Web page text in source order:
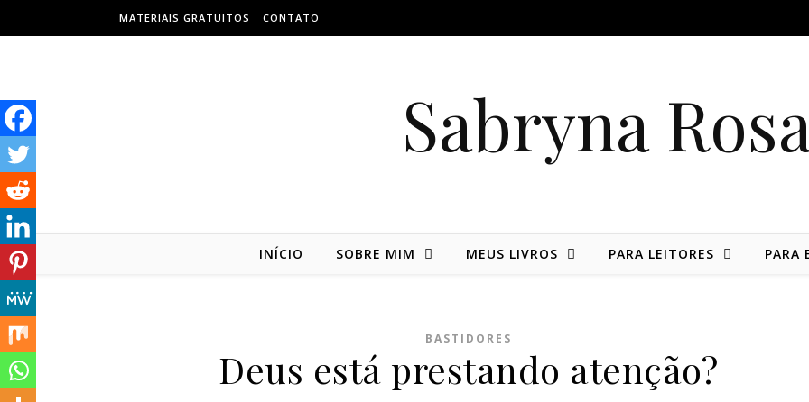
MATERIAIS GRATUITOS CONTATO
Sabryna
INÍCIO SOBRE MIM MEUS LIVROS PARA LEITORES PARA
BASTIDORES
Deus está prestando atenção?